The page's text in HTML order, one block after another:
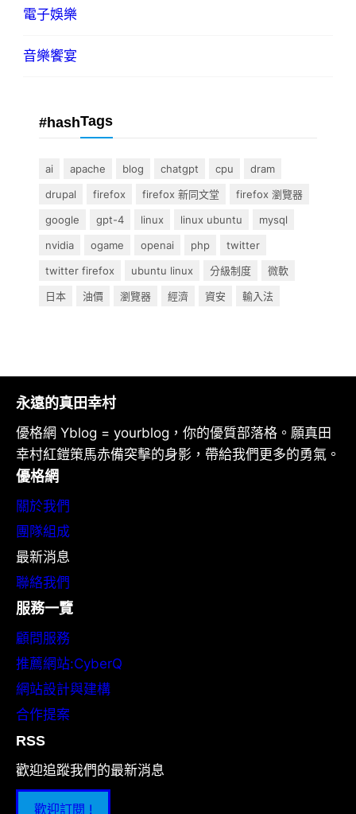
電子娛樂
音樂饗宴
#hashTags
ai apache blog chatgpt cpu
dram
drupal
firefox firefox 新同文堂
firefox 瀏覽器
google
gpt-4 linux linux ubuntu
mysql
nvidia
ogame openai php
twitter
twitter firefox
ubuntu linux 分級制度
微軟
日本
油價 瀏覽器 經濟 資安 輸入法
永遠的真田幸村
優格網 Yblog = yourblog，你的優質部落格。願真田
幸村紅鎧策馬赤備突擊的身影，帶給我們更多的勇氣。
優格網
關於我們
團隊組成
最新消息
聯絡我們
服務一覽
顧問服務
推薦網站:CyberQ
網站設計與建構
合作提案
RSS
歡迎追蹤我們的最新消息
歡迎訂閱 !